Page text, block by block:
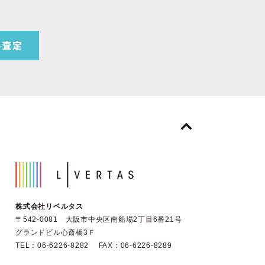
株式会社リベルタス
〒542-0081 大阪市中央区南船場2丁目6番21号
グランドビル心斎橋3Ｆ
TEL：06-6226-8282 FAX：06-6226-8289